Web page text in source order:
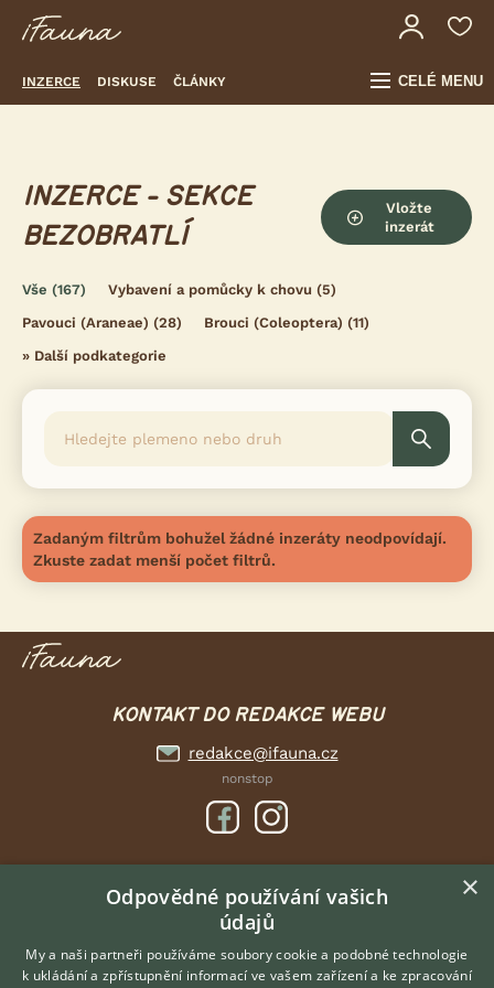
INZERCE DISKUSE ČLÁNKY CELÉ MENU
INZERCE - SEKCE
BEZOBRATLÍ
Vložte
inzerát
Vše (167) Vybavení a pomůcky k chovu (5)
Pavouci (Araneae) (28) Brouci (Coleoptera) (11)
» Další podkategorie
Zadaným filtrům bohužel žádné inzeráty neodpovídají.
Zkuste zadat menší počet filtrů.
KONTAKT DO REDAKCE WEBU
redakce@ifauna.cz
nonstop
DOMOVSKÁ STRÁNKA
INZERCE
DISKUSE
ČLÁNKY
×
Odpovědné používání vašich
údajů
My a naši partneři používáme soubory cookie a podobné technologie
k ukládání a zpřístupnění informací ve vašem zařízení a ke zpracování